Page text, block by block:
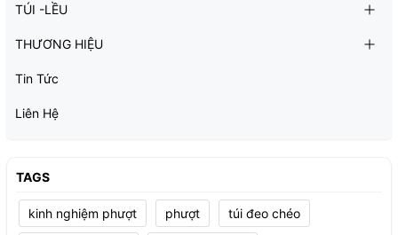
TÚI -LỀU
THƯƠNG HIỆU
Tin Tức
Liên Hệ
TAGS
kinh nghiệm phượt phượt túi đeo chéo